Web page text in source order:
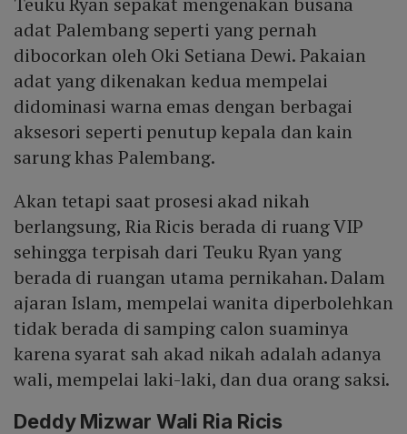
adat Palembang seperti yang pernah
dibocorkan oleh Oki Setiana Dewi. Pakaian
adat yang dikenakan kedua mempelai
didominasi warna emas dengan berbagai
aksesori seperti penutup kepala dan kain
sarung khas Palembang.
Akan tetapi saat prosesi akad nikah
berlangsung, Ria Ricis berada di ruang VIP
sehingga terpisah dari Teuku Ryan yang
berada di ruangan utama pernikahan. Dalam
ajaran Islam, mempelai wanita diperbolehkan
tidak berada di samping calon suaminya
karena syarat sah akad nikah adalah adanya
wali, mempelai laki-laki, dan dua orang saksi.
Deddy Mizwar Wali Ria Ricis